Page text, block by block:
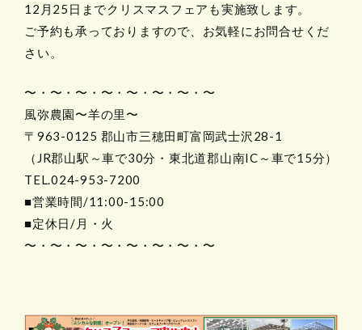
12月25日までクリスマスフェアも実施致します。
ご予約も承っておりますので、お気軽にお問合せくだ
さい。
〜・〜・〜・〜・〜・〜・〜・〜
風弥農園〜羊の里〜
〒963-0125 郡山市三穂田町富岡武士沢28-1
（JR郡山駅～車で30分・東北道郡山南IC～車で15分）
TEL.024-953-7200
■営業時間/11:00-15:00
■定休日/月・火
〜・〜・〜・〜・〜・〜・〜・〜